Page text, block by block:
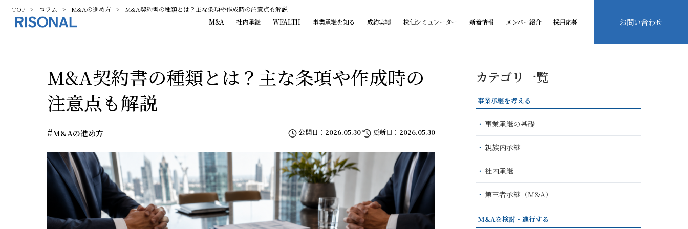
M&A 社内承継 WEALTH 事業承継を知る 成約実績 株価シミュレーター 新着情報 メンバー紹介 採用応募 お問い合わせ
TOP コラム M&Aの進め方 M&A契約書の種類とは？主な条項や作成時の注意点も解説
M&A契約書の種類とは？主な条項や作成時の
注意点も解説
#M&Aの進め方 公開日：2026.05.30 更新日：2026.05.30
カテゴリ一覧
事業承継を考える
事業承継の基礎
親族内承継
社内承継
第三者承継（M&A）
M&Aを検討・進行する